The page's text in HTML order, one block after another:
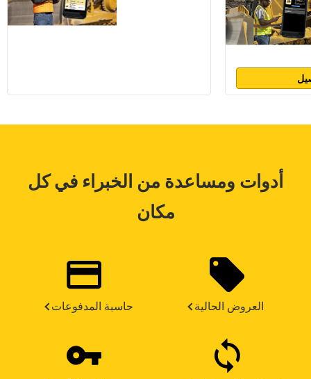
أدوات ومساعدة من الخبراء في كل
مكان
حاسبة المدفوعات العروض الحالية